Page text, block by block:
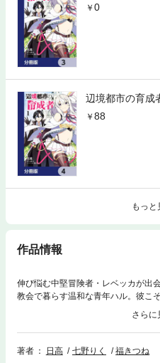
0
辺境都市の育
88
もっと
作品情報
伸び悩む中堅冒険者・レベッカが出
教会で暮らす温和な青年ハル。彼こ
伝説の「育成者」だった。固定観念
レベッカの成長と、ハルの実力は
は単行本を分割したもので、本編内
にご注意ください。
著者 日高 七野りく
福きつね